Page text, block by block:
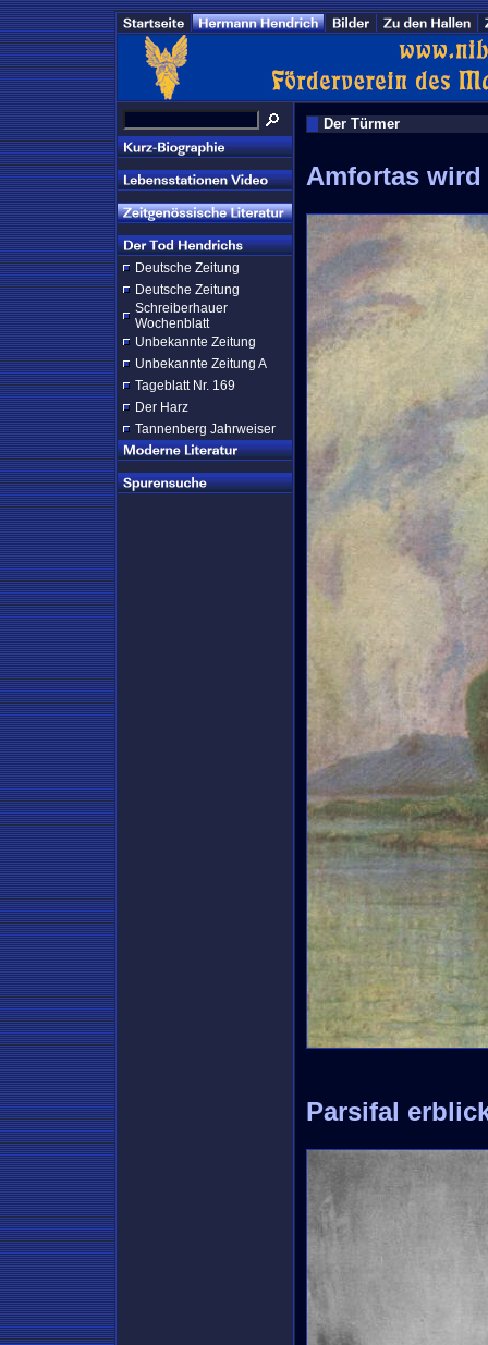
Deutsche Zeitung
Deutsche Zeitung
Schreiberhauer
Wochenblatt
Unbekannte Zeitung
Unbekannte Zeitung A
Tageblatt Nr. 169
Der Harz
Tannenberg Jahrweiser
Der Türmer
Amfortas wird
Parsifal